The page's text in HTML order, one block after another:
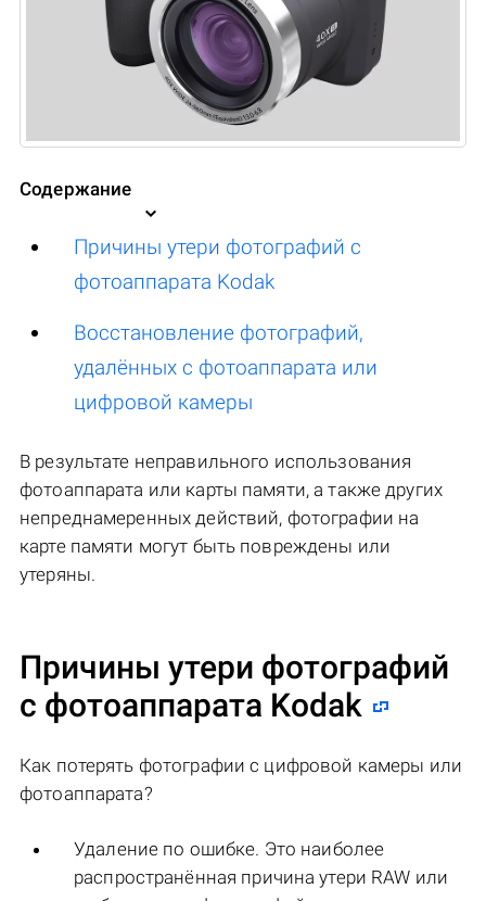
Содержание
Причины утери фотографий с
фотоаппарата Kodak
Восстановление фотографий,
удалённых с фотоаппарата или
цифровой камеры
В результате неправильного использования
фотоаппарата или карты памяти, а также других
непреднамеренных действий, фотографии на
карте памяти могут быть повреждены или
утеряны.
Причины утери фотографий
с фотоаппарата Kodak
Как потерять фотографии с цифровой камеры или
фотоаппарата?
Удаление по ошибке. Это наиболее
распространённая причина утери RAW или